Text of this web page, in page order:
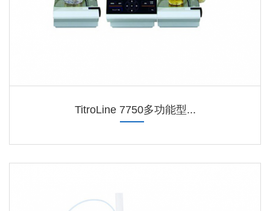
TitroLine 7750多功能型...